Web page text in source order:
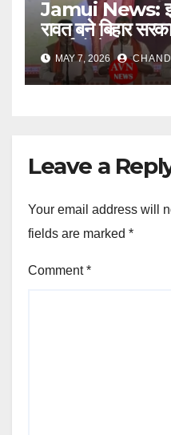
Jamui News:
रावत बने बिहार
समर्थकों ने मनाया
MAY 7, 2026
Leave a
Your email address will
fields are marked *
Comment*